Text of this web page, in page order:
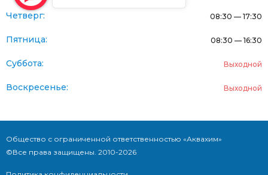
Четверг: 08:30 — 17:30
Пятница: 08:30 — 16:30
Суббота: Выходной
Воскресенье: Выходной
Общество с ограниченной ответственностью «Аквахим»
©Все права защищены. 2010-2026